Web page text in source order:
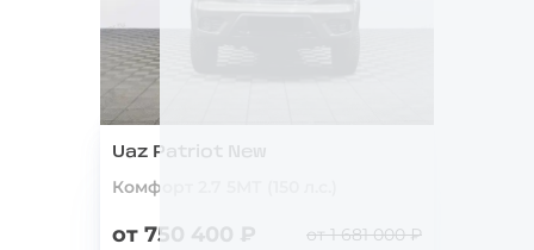
Uaz Patriot New
Комфорт 2.7 5МТ (150 л.с.)
от 750 400 ₽ от 1 681 000 ₽